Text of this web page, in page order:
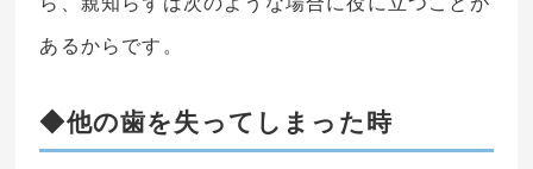
あるからです。
◆他の歯を失ってしまった時